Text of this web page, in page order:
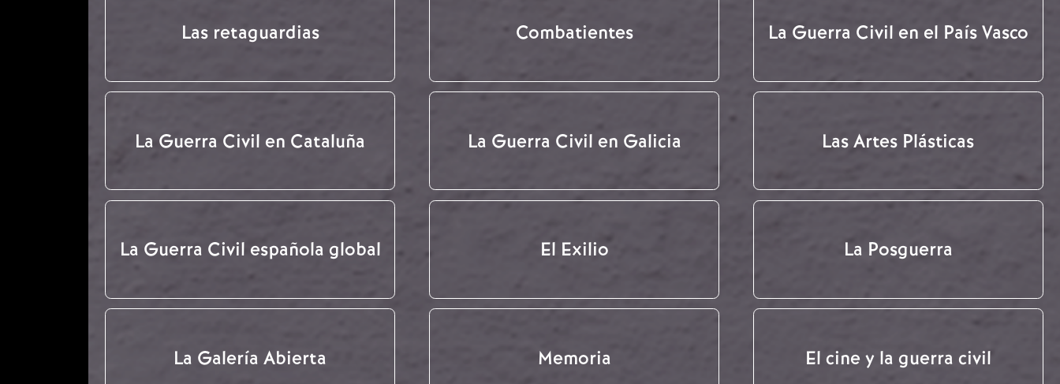
Las retaguardias Combatientes La Guerra Civil en el País Vasco
La Guerra Civil en Cataluña La Guerra Civil en Galicia Las Artes Plásticas
La Guerra Civil española global El Exilio La Posguerra
La Galería Abierta Memoria El cine y la guerra civil